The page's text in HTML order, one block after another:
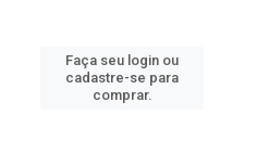
Faça seu login ou
cadastre-se para
comprar.